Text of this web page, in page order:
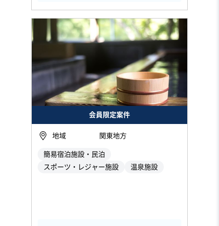
会員限定案件
地域 関東地方
簡易宿泊施設・民泊
スポーツ・レジャー施設
温泉施設